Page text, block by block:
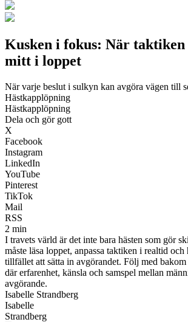
Kusken i fokus: När taktiken
mitt i loppet
När varje beslut i sulkyn kan avgöra vägen till
Hästkapplöpning
Hästkapplöpning
Dela och gör gott
X
Facebook
Instagram
LinkedIn
YouTube
Pinterest
TikTok
Mail
RSS
2 min
I travets värld är det inte bara hästen som gör
måste läsa loppet, anpassa taktiken i realtid och
tillfället att sätta in avgörandet. Följ med
där erfarenhet, känsla och samspel mellan
avgörande.
Isabelle Strandberg
Isabelle
Strandberg